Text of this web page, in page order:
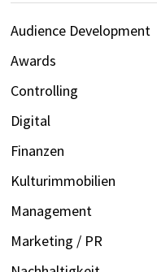
Audience Development
Awards
Controlling
Digital
Finanzen
Kulturimmobilien
Management
Marketing / PR